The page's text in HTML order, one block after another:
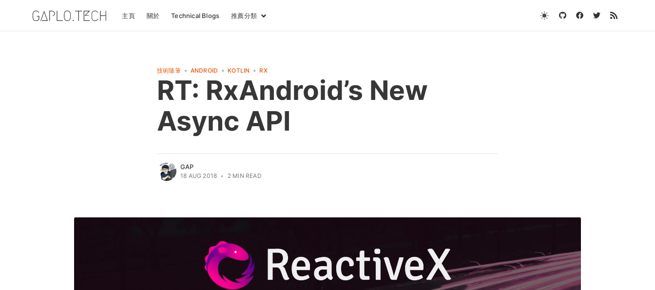
主頁 關於 Technical Blogs 推薦分類
技術隨筆 + ANDROID + KOTLIN + RX
RT: RxAndroid’s New
Async API
GAP
18 AUG 2018 • 2 MIN READ